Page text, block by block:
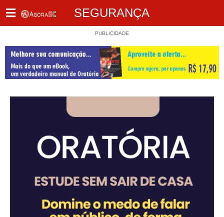
SEGURANÇA
PUBLICIDADE